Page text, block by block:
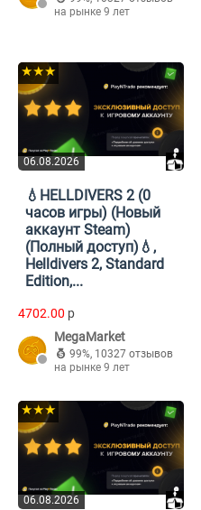
на рынке 9 лет
06.08.2026
★★★
💧HELLDIVERS 2 (0
часов игры) (Новый
аккаунт Steam)
(Полный доступ)💧,
Helldivers 2, Standard
Edition,...
4702.00 p
MegaMarket
99%, 10327 отзывов
на рынке 9 лет
06.08.2026
★★★